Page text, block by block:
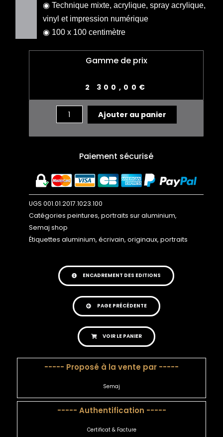
◉ Technique mixte, acrylique, spray acrylique,
vinyl et impression numérique
◉ 100 x 100 centimètre
Gamme de prix
2 300,00 €
quantité
Ajouter au panier
Paiement sécurisé
UGS 001.01.2017.1023.100
Catégories peintures,portraits sur aluminium,
Semaj shop
Étiquettes aluminium,écrivain,originaux,portraits
ENCADREMENT DES EDITIONS
PAGE PRÉCÉDENTE
VOIR LE PANIER
----- Proposé à la vente par -----
Semaj
----- Authentification -----
Certificat & Facture